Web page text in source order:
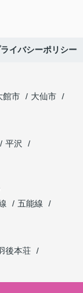
イバシーポリシー
館市
大仙市
平沢
五能線
後本荘